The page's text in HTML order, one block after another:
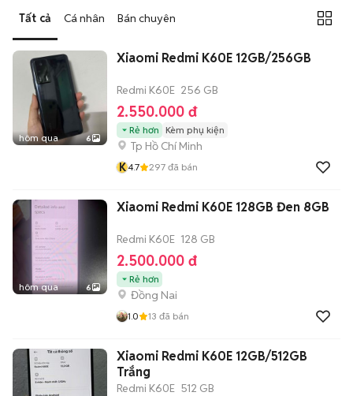
Tiết kiệm thời gian: Quy trình trao đổi trực tiếp, không qua các
bước chờ đợi vận chuyển rườm rà, tiền trao cháo múc ngay khi
kiểm tra xong.
Tất cả Cá nhân Bán chuyên
hôm qua 6
Xiaomi Redmi K60E 12GB/256GB
Redmi K60E 256 GB
2.550.000 đ
Rẻ hơn Kèm phụ kiện
Tp Hồ Chí Minh
K4.7 297 đã bán
hôm qua 6
Xiaomi Redmi K60E 128GB Đen 8GB
Redmi K60E 128 GB
2.500.000 đ
Rẻ hơn
Đồng Nai
1.0 13 đã bán
Xiaomi Redmi K60E 12GB/512GB
Trắng
Redmi K60E 512 GB